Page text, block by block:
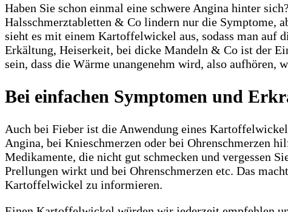
Haben Sie schon einmal eine schwere Angina hinter
Halsschmerztabletten & Co lindern nur die Symptome,
sieht es mit einem Kartoffelwickel aus, sodass man auf
Erkältung, Heiserkeit, bei dicke Mandeln & Co ist der
sein, dass die Wärme unangenehm wird, also aufhören,
Bei einfachen Symptomen und
Auch bei Fieber ist die Anwendung eines
Angina, bei Knieschmerzen oder bei Ohrenschmerzen
Medikamente, die nicht gut schmecken und vergessen
Prellungen wirkt und bei Ohrenschmerzen etc. Das
Kartoffelwickel zu informieren.